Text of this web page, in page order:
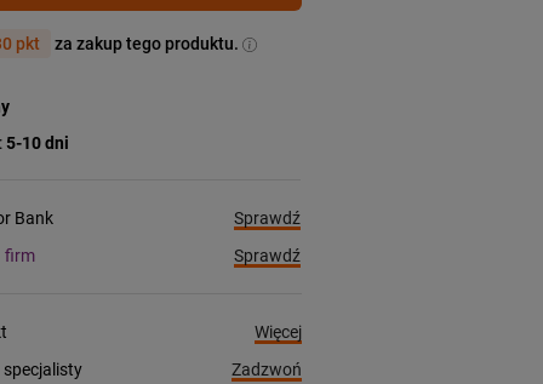
pkt za zakup tego produktu.
5-10 dni
Bank
Sprawdź
firm
Sprawdź
Więcej
Zadzwoń